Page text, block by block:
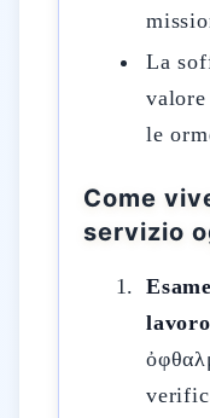
La
le
Come
servizio
lavoro